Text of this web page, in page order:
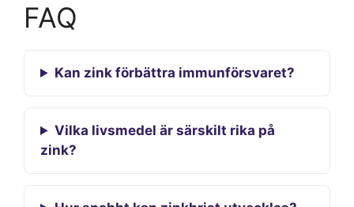
FAQ
Kan zink förbättra immunförsvaret?
Vilka livsmedel är särskilt rika på
zink?